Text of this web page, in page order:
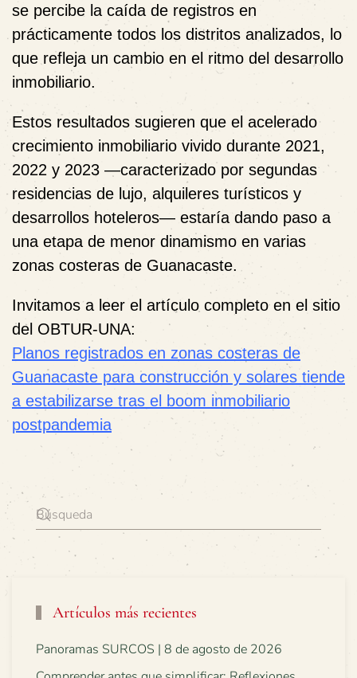
se percibe la caída de registros en
prácticamente todos los distritos analizados, lo
que refleja un cambio en el ritmo del desarrollo
inmobiliario.
Estos resultados sugieren que el acelerado
crecimiento inmobiliario vivido durante 2021,
2022 y 2023 —caracterizado por segundas
residencias de lujo, alquileres turísticos y
desarrollos hoteleros— estaría dando paso a
una etapa de menor dinamismo en varias
zonas costeras de Guanacaste.
Invitamos a leer el artículo completo en el sitio
del OBTUR-UNA:
Planos registrados en zonas costeras de
Guanacaste para construcción y solares tiende
a estabilizarse tras el boom inmobiliario
postpandemia
Artículos más recientes
Panoramas SURCOS | 8 de agosto de 2026